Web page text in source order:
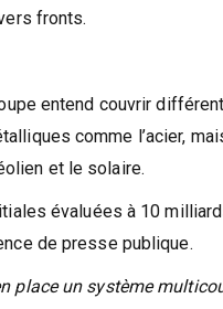
fronts.
entend couvrir
comme l’acier,
et le solaire.
évaluées à 10
de presse publique.
place un système